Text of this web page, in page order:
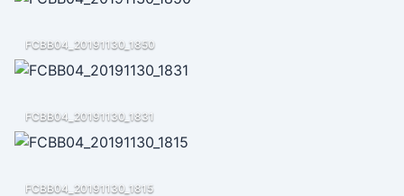
FCBB04_20191130_1850
FCBB04_20191130_1831
FCBB04_20191130_1815